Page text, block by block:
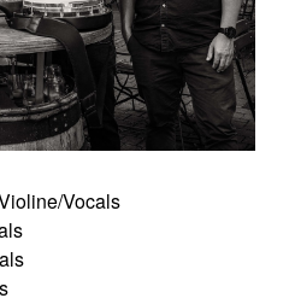
Vocals